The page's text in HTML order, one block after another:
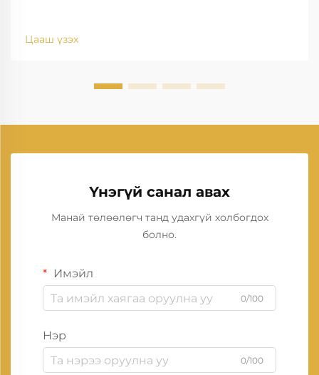
Цааш үзэх
Үнэгүй санал авах
Манай төлөөлөгч танд удахгүй холбогдох
болно.
Имэйл
0/100
Нэр
0/100